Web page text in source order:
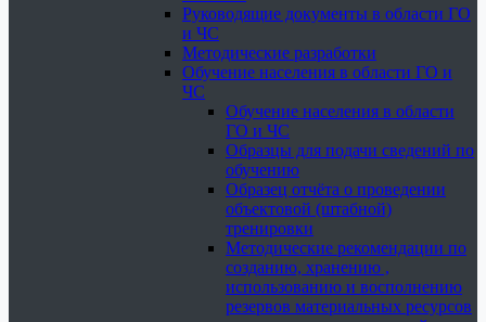
Руководящие документы в области ГО
и ЧС
Методические разработки
Обучение населения в области ГО и
ЧС
Обучение населения в области
ГО и ЧС
Образцы для подачи сведений по
обучению
Образец отчёта о проведении
объектовой (штабной)
тренировки
Методические рекомендации по
созданию, хранению ,
использованию и восполнению
резервов материальных ресурсов